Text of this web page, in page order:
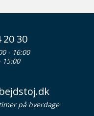
20 30
- 16:00
15:00
på hverdage